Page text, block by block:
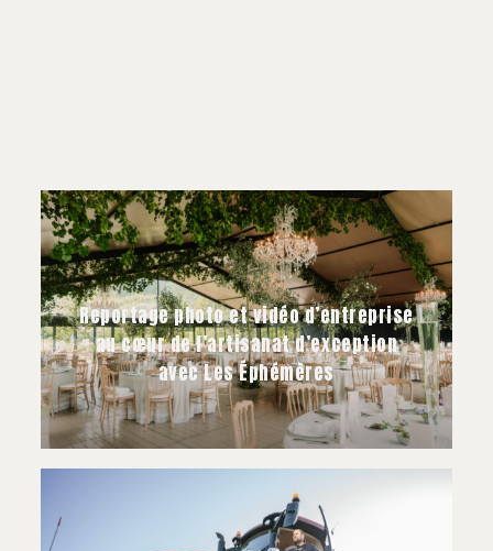
Reportage photo et vidéo d’entreprise
au cœur de l’artisanat d’exception
avec Les Éphémères